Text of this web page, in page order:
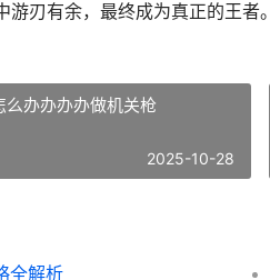
刃有余，最终成为真正的王者。
办办办办做机关枪
2025-10-28
全解析